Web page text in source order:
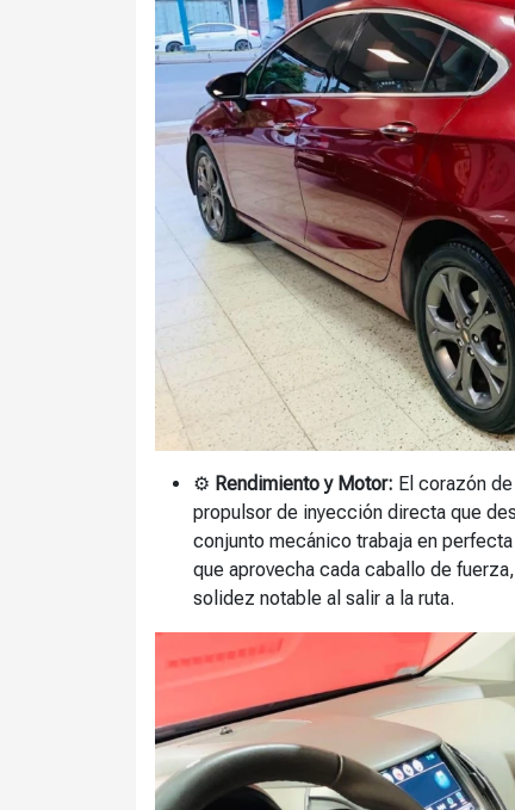
⚙️ Rendimiento y Motor: El corazón
propulsor de inyección directa que
conjunto mecánico trabaja en
que aprovecha cada caballo de
solidez notable al salir a la ruta.